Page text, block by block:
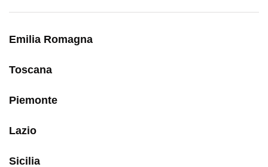
Emilia Romagna
Toscana
Piemonte
Lazio
Sicilia